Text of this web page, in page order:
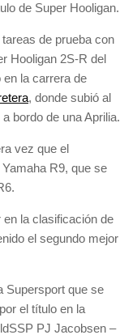
de Super Hooligan.
de prueba con
Hooligan 2S-R del
la carrera de
, donde subió al
bordo de una Aprilia.
vez que el
R9, que se
la clasificación de
el segundo mejor
Supersport que se
el título en la
PJ Jacobsen –